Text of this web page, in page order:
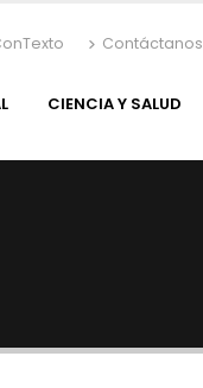
Contáctanos
CIENCIA Y SALUD